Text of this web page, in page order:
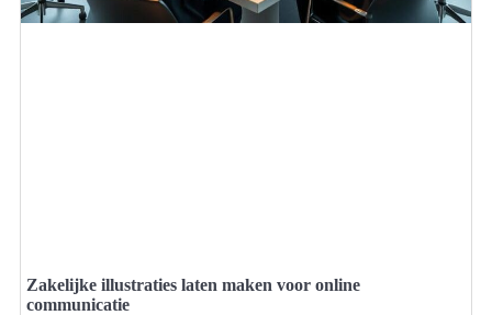
Zakelijke illustraties laten maken voor online
communicatie